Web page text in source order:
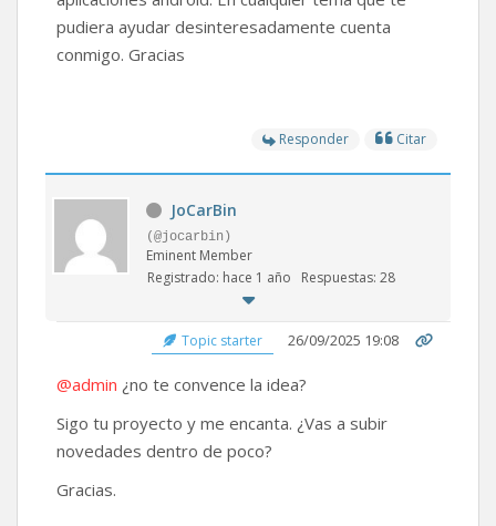
pudiera ayudar desinteresadamente cuenta
conmigo. Gracias
Responder Citar
JoCarBin
(@jocarbin)
Eminent Member
Registrado: hace 1 año
Respuestas: 28
Topic starter 26/09/2025 19:08
@admin ¿no te convence la idea?
Sigo tu proyecto y me encanta. ¿Vas a subir
novedades dentro de poco?
Gracias.